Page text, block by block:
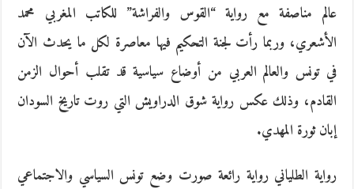
عالم مناصفة مع رواية “القوس والفراشة” للكاتب المغربي محمد
الأشعري، وربما رأت لجنة التحكيم فيها معاصرة لكل ما يحدث الآن
في تونس والعالم العربي من أوضاع سياسية قد تقلب أحوال الزمن
القادم، وذلك عكس رواية شوق الدراويش التي روت تاريخ السودان
إبان ثورة المهدي.
رواية الطلياني رواية رائعة صورت وضع تونس السياسي والاجتماعي